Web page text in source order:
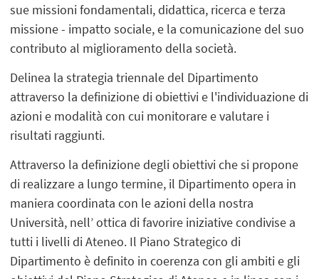
sue missioni fondamentali, didattica, ricerca e terza
missione - impatto sociale, e la comunicazione del suo
contributo al miglioramento della società.
Delinea la strategia triennale del Dipartimento
attraverso la definizione di obiettivi e l'individuazione di
azioni e modalità con cui monitorare e valutare i
risultati raggiunti.
Attraverso la definizione degli obiettivi che si propone
di realizzare a lungo termine, il Dipartimento opera in
maniera coordinata con le azioni della nostra
Università, nell’ ottica di favorire iniziative condivise a
tutti i livelli di Ateneo. Il Piano Strategico di
Dipartimento è definito in coerenza con gli ambiti e gli